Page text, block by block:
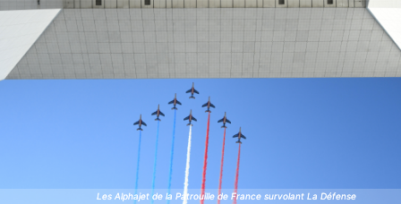
Les Alphajet de la Patrouille de France survolant La Défense
Les Alphajet de la Patrouille de France survolant La Défense